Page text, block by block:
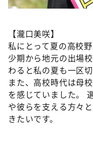
【瀧口美咲】
私にとって夏の高校
少期から地元の出場
わると私の夏も一区
また、高校時代は母
を感じていました。
や彼らを支える方々
きたいです。